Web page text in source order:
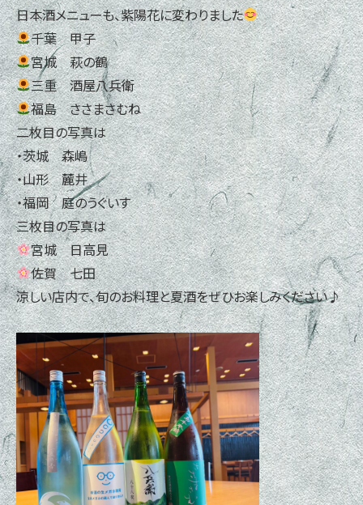
日本酒メニューも、紫陽花に変わりました
千葉 甲子
宮城 萩の鶴
三重 酒屋八兵衛
福島 ささまさむね
二枚目の写真は
・茨城 森嶋
・山形 麓井
・福岡 庭のうぐいす
三枚目の写真は
宮城 日高見
佐賀 七田
涼しい店内で、旬のお料理と夏酒をぜひお楽しみください♪